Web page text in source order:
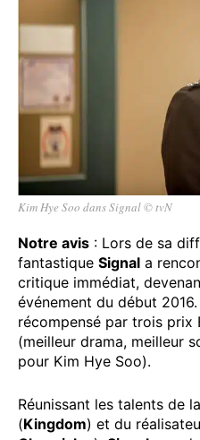
Kim Hye Soo dans Signal © tvN
Notre avis : Lors de sa
fantastique Signal a
critique immédiat,
événement du début
récompensé par trois prix
(meilleur drama, meilleur
pour Kim Hye Soo).
Réunissant les talents de
(Kingdom) et du